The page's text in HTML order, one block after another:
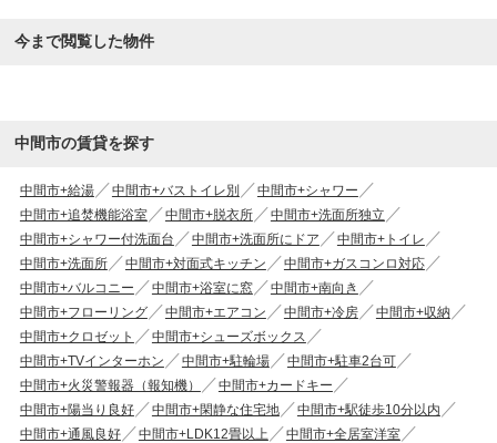
今まで閲覧した物件
中間市の賃貸を探す
中間市+給湯 中間市+バストイレ別
中間市+シャワー
中間市+追焚機能浴室
中間市+脱衣所
中間市+洗面所独立
中間市+シャワー付洗面台
中間市+洗面所にドア
中間市+トイレ
中間市+洗面所
中間市+対面式キッチン
中間市+ガスコンロ対応
中間市+バルコニー
中間市+浴室に窓
中間市+南向き
中間市+フローリング
中間市+エアコン 中間市+冷房
中間市+収納
中間市+クロゼット
中間市+シューズボックス
中間市+TVインターホン
中間市+駐輪場
中間市+駐車2台可
中間市+火災警報器（報知機）
中間市+カードキー
中間市+陽当り良好
中間市+閑静な住宅地
中間市+駅徒歩10分以内
中間市+通風良好
中間市+LDK12畳以上
中間市+全居室洋室